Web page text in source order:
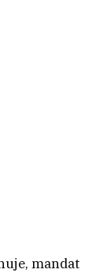
mandat